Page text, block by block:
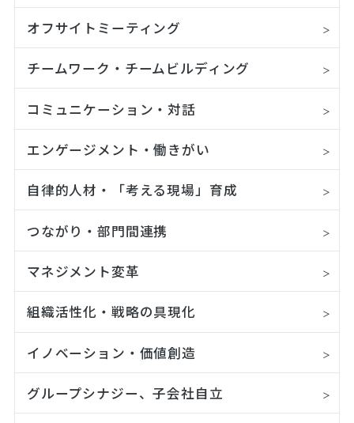
オフサイトミーティング
チームワーク・チームビルディング
コミュニケーション・対話
エンゲージメント・働きがい
自律的人材・「考える現場」育成
つながり・部門間連携
マネジメント変革
組織活性化・戦略の具現化
イノベーション・価値創造
グループシナジー、子会社自立